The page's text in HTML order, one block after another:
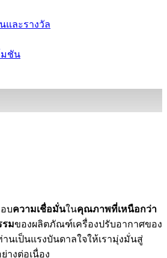
และรางวัล
มชัน
บความเชื่อมั่นในคุณภาพที่เหนือกว่า
รมของผลิตภัณฑ์เครื่องปรับอากาศของ
นเป็นแรงบันดาลใจให้เรามุ่งมั่นสู่
ย่างต่อเนื่อง